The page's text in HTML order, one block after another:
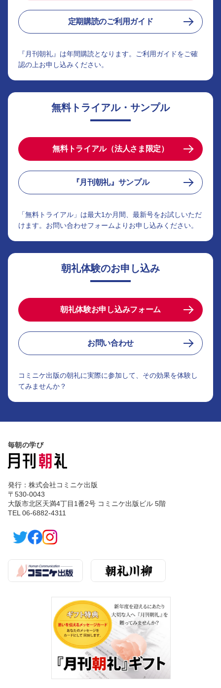
定期購読のご利用ガイド
『月刊朝礼』は年間購読となります。ご利用ガイドをご確
認の上お申し込みください。
無料トライアル・サンプル
無料トライアル（法人さま限定）
『月刊朝礼』サンプル
「無料トライアル」は最大1か月間、最新号をお試しいただ
けます。お問い合わせフォームよりお申し込みください。
朝礼体験のお申し込み
朝礼体験お申し込みフォーム
お問い合わせ
コミニケ出版の朝礼に実際に参加して、その効果を体験し
てみませんか？
毎朝の学び
発行：株式会社コミニケ出版
〒530-0043
大阪市北区天満4丁目1番2号 コミニケ出版ビル 5階
TEL 06-6882-4311